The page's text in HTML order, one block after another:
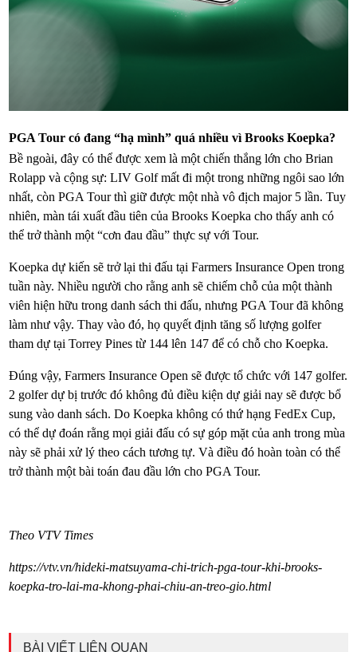
PGA Tour có đang “hạ mình” quá nhiều vì Brooks Koepka?
Bề ngoài, đây có thể được xem là một chiến thắng lớn cho Brian
Rolapp và cộng sự: LIV Golf mất đi một trong những ngôi sao lớn
nhất, còn PGA Tour thì giữ được một nhà vô địch major 5 lần. Tuy
nhiên, màn tái xuất đầu tiên của Brooks Koepka cho thấy anh có
thể trở thành một “cơn đau đầu” thực sự với Tour.
Koepka dự kiến sẽ trở lại thi đấu tại Farmers Insurance Open trong
tuần này. Nhiều người cho rằng anh sẽ chiếm chỗ của một thành
viên hiện hữu trong danh sách thi đấu, nhưng PGA Tour đã không
làm như vậy. Thay vào đó, họ quyết định tăng số lượng golfer
tham dự tại Torrey Pines từ 144 lên 147 để có chỗ cho Koepka.
Đúng vậy, Farmers Insurance Open sẽ được tổ chức với 147 golfer.
2 golfer dự bị trước đó không đủ điều kiện dự giải nay sẽ được bổ
sung vào danh sách. Do Koepka không có thứ hạng FedEx Cup,
có thể dự đoán rằng mọi giải đấu có sự góp mặt của anh trong mùa
này sẽ phải xử lý theo cách tương tự. Và điều đó hoàn toàn có thể
trở thành một bài toán đau đầu lớn cho PGA Tour.
Theo VTV Times
https://vtv.vn/hideki-matsuyama-chi-trich-pga-tour-khi-brooks-
koepka-tro-lai-ma-khong-phai-chiu-an-treo-gio.html
BÀI VIẾT LIÊN QUAN